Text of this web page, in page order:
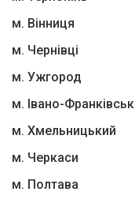
м. Вінниця
м. Чернівці
м. Ужгород
м. Івано-Франківськ
м. Хмельницький
м. Черкаси
м. Полтава